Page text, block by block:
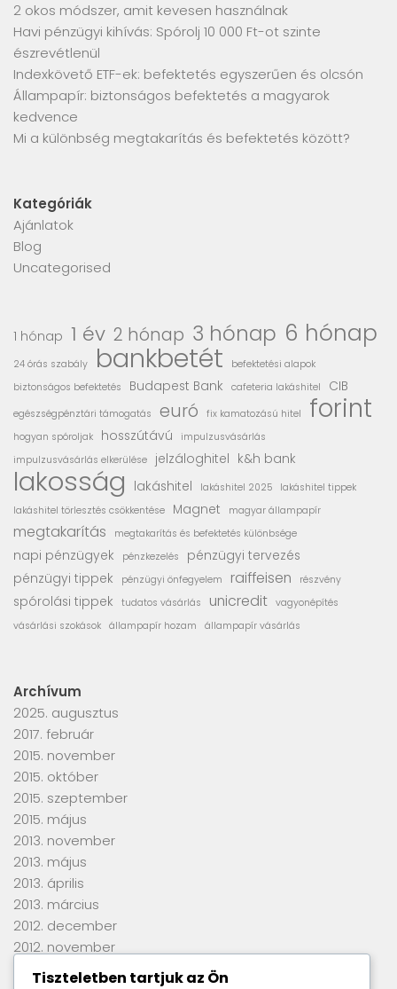
2 okos módszer, amit kevesen használnak
Havi pénzügyi kihívás: Spórolj 10 000 Ft-ot szinte
észrevétlenül
Indexkövető ETF-ek: befektetés egyszerűen és olcsón
Állampapír: biztonságos befektetés a magyarok
kedvence
Mi a különbség megtakarítás és befektetés között?
Kategóriák
Ajánlatok
Blog
Uncategorised
1 hónap 1 év 2 hónap 3 hónap 6 hónap
24 órás szabály bankbetét
befektetési alapok
biztonságos befektetés
Budapest Bank cafeteria lakáshitel CIB
egészségpénztári támogatás euró fix kamatozású hitel forint
hogyan spóroljak hosszútávú
impulzusvásárlás
impulzusvásárlás elkerülése
jelzáloghitel k&h bank
lakosság lakáshitel lakáshitel 2025
lakáshitel tippek
lakáshitel törlesztés csökkentése
Magnet magyar állampapír
megtakarítás megtakarítás és befektetés különbsége
napi pénzügyek pénzkezelés
pénzügyi tervezés
pénzügyi tippek
pénzügyi önfegyelem raiffeisen részvény
spórolási tippek tudatos vásárlás unicredit vagyonépítés
vásárlási szokások állampapír hozam állampapír vásárlás
Archívum
2025. augusztus
2017. február
2015. november
2015. október
2015. szeptember
2015. május
2013. november
2013. május
2013. április
2013. március
2012. december
2012. november
2012. szeptember
Tiszteletben tartjuk az Ön